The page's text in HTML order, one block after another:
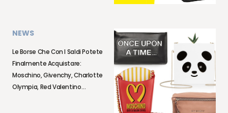
NEWS
Le Borse Che Con I Saldi Potete
Finalmente Acquistare:
Moschino, Givenchy, Charlotte
Olympia, Red Valentino…